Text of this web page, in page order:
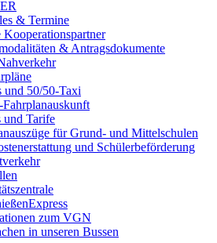
& Termine
Kooperationspartner
& Antragsdokumente
und 50/50-Taxi
und Tarife
für Grund- und Mittelschulen
und Schülerbeförderung
zum VGN
in unseren Bussen